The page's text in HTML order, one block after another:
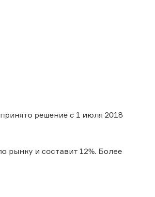
решение с 1 июля 2018
рынку и составит 12%. Более